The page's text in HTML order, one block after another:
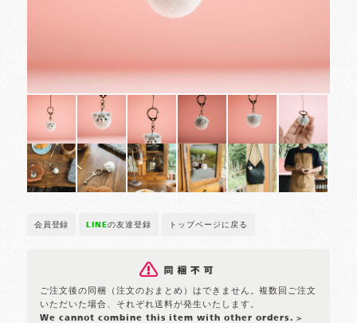
会員登録 LINEの友達登録 トップページに戻る
ご注文後の同梱（注文のおまとめ）はできません。複数回ご注文
いただいた場合、それぞれ送料が発生いたします。
We cannot combine this item with other orders. >